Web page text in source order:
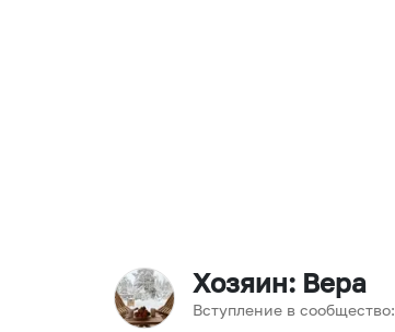
Хозяин: Вера
Вступление в сообщество: